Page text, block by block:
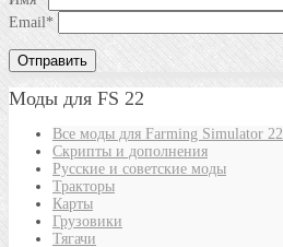
Email*
Моды для FS 22
Все моды для Farming Simulator 22
Скрипты и дополнения
Русские и советские моды
Тракторы
Карты
Грузовики
Тягачи